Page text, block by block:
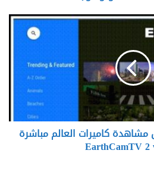
مشاهدة كاميرات العالم مباشرة
EarthCamTV 2